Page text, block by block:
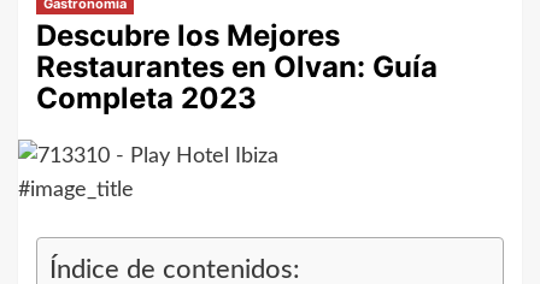
Gastronomía
Descubre los Mejores
Restaurantes en Olvan: Guía
Completa 2023
#image_title
Índice de contenidos: